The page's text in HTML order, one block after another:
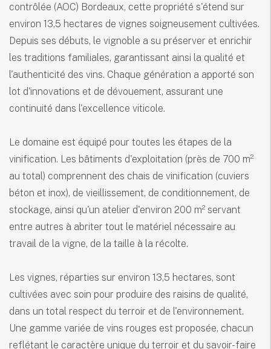
contrôlée (AOC) Bordeaux, cette propriété s'étend sur
environ 13,5 hectares de vignes soigneusement cultivées.
Depuis ses débuts, le vignoble a su préserver et enrichir
les traditions familiales, garantissant ainsi la qualité et
l'authenticité des vins. Chaque génération a apporté son
lot d'innovations et de dévouement, assurant une
continuité dans l'excellence viticole.
Le domaine est équipé pour toutes les étapes de la
vinification. Les bâtiments d'exploitation (près de 700 m²
au total) comprennent des chais de vinification (cuviers
béton et inox), de vieillissement, de conditionnement, de
stockage, ainsi qu'un atelier d'environ 200 m² servant
entre autres à abriter tout le matériel nécessaire au
travail de la vigne, de la taille à la récolte.
Les vignes, réparties sur environ 13,5 hectares, sont
cultivées avec soin pour produire des raisins de qualité,
dans un total respect du terroir et de l'environnement.
Une gamme variée de vins rouges est proposée, chacun
reflétant le caractère unique du terroir et du savoir-faire